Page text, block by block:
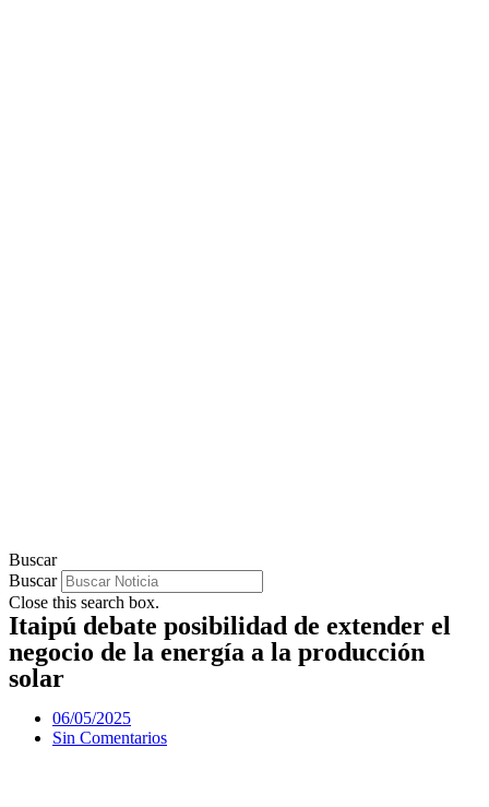
Buscar
Buscar
Close this search box.
Itaipú debate posibilidad de extender el
negocio de la energía a la producción
solar
06/05/2025
Sin Comentarios